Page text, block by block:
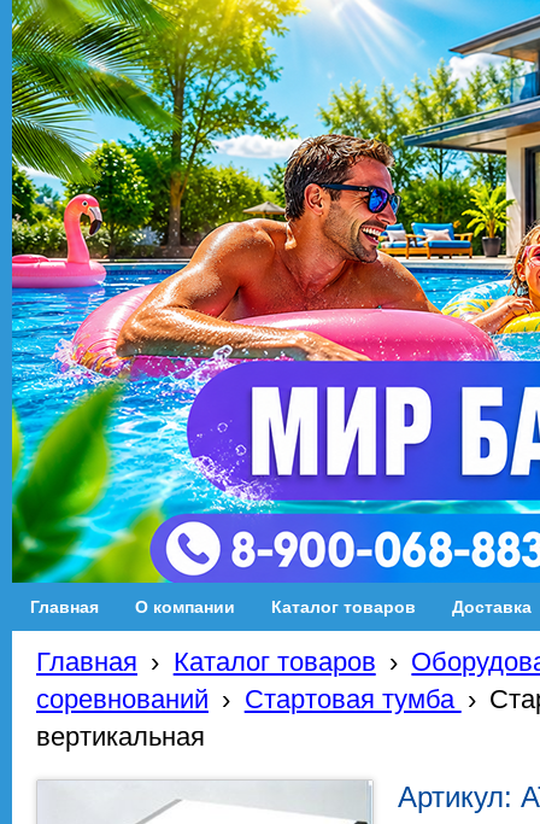
Главная О компании Каталог товаров Доставка
Главная › Каталог товаров ›
соревнований › Стартовая тумба ›
вертикальная
Артикул: